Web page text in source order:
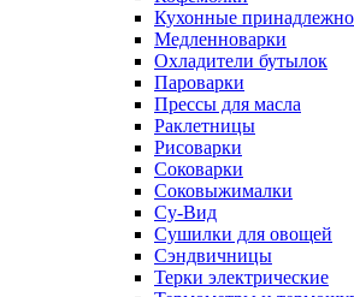
Кухонные
Медленноварки
Охладители бутылок
Пароварки
Прессы для масла
Раклетницы
Рисоварки
Соковарки
Соковыжималки
Су-Вид
Сушилки для овощей
Сэндвичницы
Терки электрические